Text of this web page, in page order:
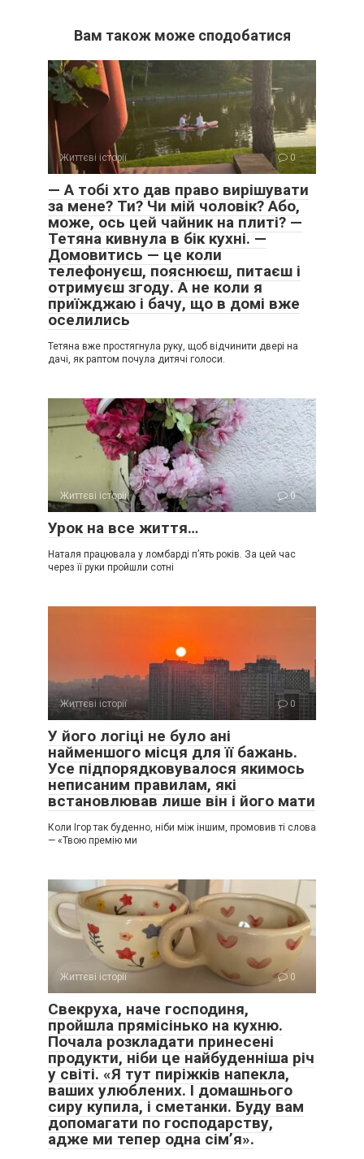
Вам також може сподобатися
Життєві історії 0
— А тобі хто дав право вирішувати
за мене? Ти? Чи мій чоловік? Або,
може, ось цей чайник на плиті? —
Тетяна кивнула в бік кухні. —
Домовитись — це коли
телефонуєш, пояснюєш, питаєш і
отримуєш згоду. А не коли я
приїжджаю і бачу, що в домі вже
оселились
Тетяна вже простягнула руку, щоб відчинити двері на
дачі, як раптом почула дитячі голоси.
Життєві історії 0
Урок на все життя…
Наталя працювала у ломбарді п’ять років. За цей час
через її руки пройшли сотні
Життєві історії 0
У його логіці не було ані
найменшого місця для її бажань.
Усе підпорядковувалося якимось
неписаним правилам, які
встановлював лише він і його мати
Коли Ігор так буденно, ніби між іншим, промовив ті слова
— «Твою премію ми
Життєві історії 0
Свекруха, наче господиня,
пройшла прямісінько на кухню.
Почала розкладати принесені
продукти, ніби це найбуденніша річ
у світі. «Я тут пиріжків напекла,
ваших улюблених. І домашнього
сиру купила, і сметанки. Буду вам
допомагати по господарству,
адже ми тепер одна сім’я».